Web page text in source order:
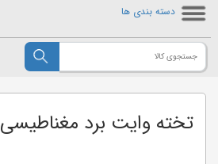
دسته بندی ها
تخته وایت برد مغناطیسی